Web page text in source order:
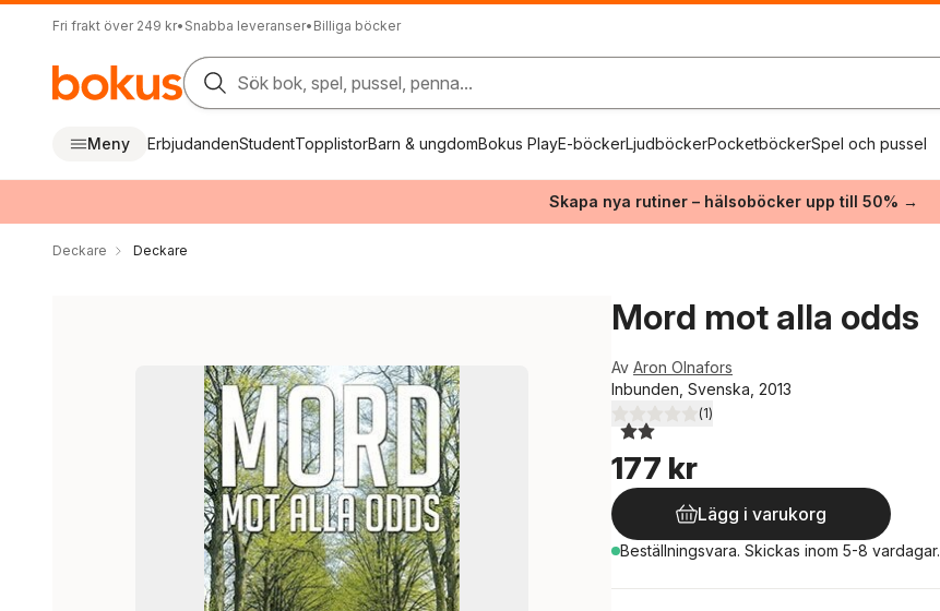
Fri frakt över 249 kr• Snabba leveranser• Billiga böcker
Sök bok, spel, pussel, penna...
Meny ErbjudandenStudentTopplistorBarn & ungdomBokus PlayE-böckerLjudböckerPocketböckerSpel och pussel
Skapa nya rutiner – hälsoböcker upp till 50% →
Deckare Deckare
Mord mot alla odds
Av Aron Olnafors
Inbunden, Svenska, 2013
2,0utav 5 stjärnor. Totalt antal röster:
(1)
177 kr
Lägg i varukorg
Beställningsvara. Skickas inom 5-8 vardagar.